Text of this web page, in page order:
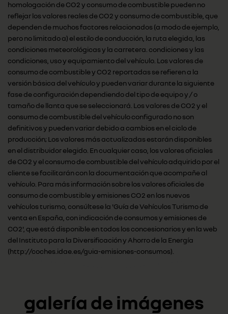
homologación de CO2 y consumo de combustible pueden no
reflejar los valores reales de CO2 y consumo de combustible, que
dependen de muchos factores relacionados (a modo de ejemplo,
pero no limitado a) el estilo de conducción, la ruta elegida, las
condiciones meteorológicas y la carretera. condiciones y las
condiciones, uso y equipamiento del vehículo. Los valores de
consumo de combustible y CO2 reportadas se refieren a la
versión básica del vehículo y pueden variar durante la siguiente
fase de configuración dependiendo del tipo de equipo y / o
tamaño de llanta que se seleccionará. Los valores de CO2 y el
consumo de combustible del vehículo configurado no son
definitivos y pueden variar debido a cambios en el ciclo de
producción; Los valores más actualizadas estarán disponibles
en el distribuidor elegido. En cualquier caso, los valores oficiales
de CO2 y el consumo de combustible del vehículo adquirido por el
cliente se facilitarán con la documentación que acompañe al
vehículo. Para más información sobre los valores oficiales de
consumo de combustible y emisiones CO2 en los nuevos
vehículos turismo, consúltese la 'Guía de Vehículos Turismo de
venta en España, con indicación de consumos y emisiones de
CO2', que está disponible en todos los concesionarios y en la web
del Instituto para la Diversificación y Ahorro de la Energía
(http://coches.idae.es/guia-emisiones-consumos).
galería de imágenes